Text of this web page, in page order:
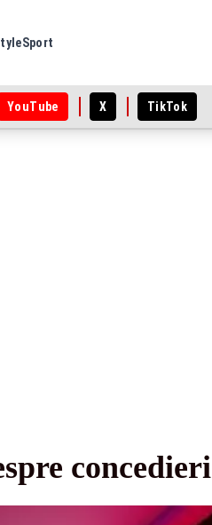
Sport
YouTube X TikTok
concedieri